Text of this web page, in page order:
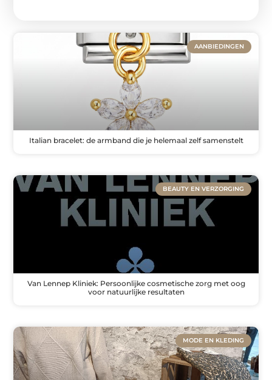
AANBIEDINGEN
Italian bracelet: de armband die je helemaal zelf samenstelt
BEAUTY EN VERZORGING
Van Lennep Kliniek: Persoonlijke cosmetische zorg met oog
voor natuurlijke resultaten
MODE EN KLEDING